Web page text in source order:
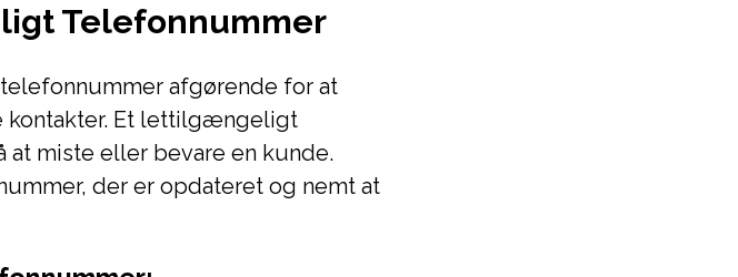
Telefonnummer
afgørende for at
kontakter. Et lettilgængeligt
miste eller bevare en kunde.
der er opdateret og nemt at